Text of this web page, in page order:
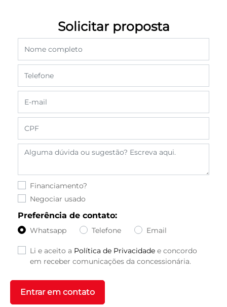
Solicitar proposta
Financiamento?
Negociar usado
Preferência de contato:
Whatsapp Telefone Email
Li e aceito a Política de Privacidade e concordo
em receber comunicações da concessionária.
Entrar em contato